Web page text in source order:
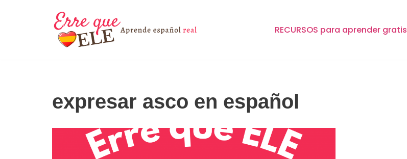
RECURSOS para aprender gratis
expresar asco en español